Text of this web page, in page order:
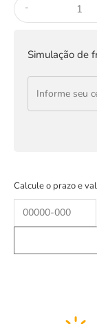
-
Simulação de
Calcule o prazo e